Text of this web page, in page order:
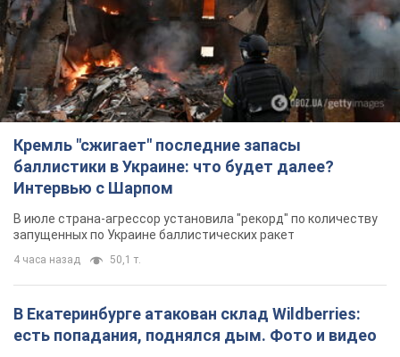
Интервью с Шарпом
В июле страна-агрессор установила "рекорд" по количеству
запущенных по Украине баллистических ракет
4 часа назад 50,1 т.
В Екатеринбурге атакован склад Wildberries:
есть попадания, поднялся дым. Фото и видео
Россиянам не помогла даже работа ПВО
4 часа назад
"Замечательный отец": в сети рассказали о
мужчине, которого Россия убила ударом по
Броварам. Фото
Мужчину вспоминают как профессионала своего дела